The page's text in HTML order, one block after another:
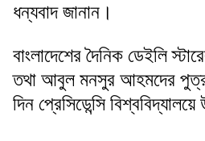
ধন্যবাদ জানান।
বাংলাদেশের দৈনিক ডেইলি
তথা আবুল মনসুর আহমদের
দিন প্রেসিডেন্সি